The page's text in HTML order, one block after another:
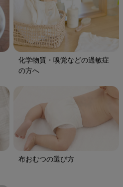
化学物質・嗅覚などの過敏症
の方へ
布おむつの選び方